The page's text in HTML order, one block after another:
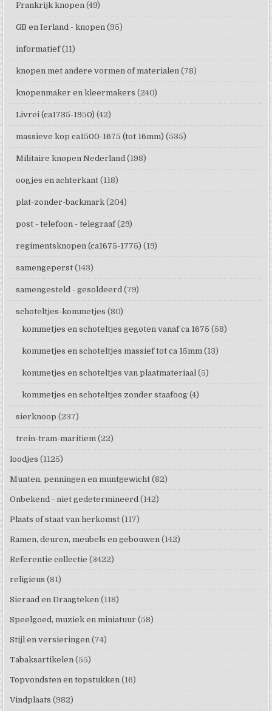
Frankrijk knopen (49)
GB en Ierland - knopen (95)
informatief (11)
knopen met andere vormen of materialen (78)
knopenmaker en kleermakers (240)
Livrei (ca1735-1950) (42)
massieve kop ca1500-1675 (tot 16mm) (535)
Militaire knopen Nederland (198)
oogjes en achterkant (118)
plat-zonder-backmark (204)
post - telefoon - telegraaf (29)
regimentsknopen (ca1675-1775) (19)
samengeperst (143)
samengesteld - gesoldeerd (79)
schoteltjes-kommetjes (80)
kommetjes en schoteltjes gegoten vanaf ca 1675 (58)
kommetjes en schoteltjes massief tot ca 15mm (13)
kommetjes en schoteltjes van plaatmateriaal (5)
kommetjes en schoteltjes zonder staafoog (4)
sierknoop (237)
trein-tram-maritiem (22)
loodjes (1125)
Munten, penningen en muntgewicht (82)
Onbekend - niet gedetermineerd (142)
Plaats of staat van herkomst (117)
Ramen, deuren, meubels en gebouwen (142)
Referentie collectie (3422)
religieus (81)
Sieraad en Draagteken (118)
Speelgoed, muziek en miniatuur (58)
Stijl en versieringen (74)
Tabaksartikelen (55)
Topvondsten en topstukken (16)
Vindplaats (982)